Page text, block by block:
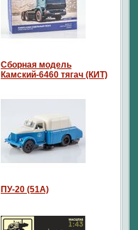
Сборная модель
Камский-6460 тягач (КИТ)
ПУ-20 (51А)